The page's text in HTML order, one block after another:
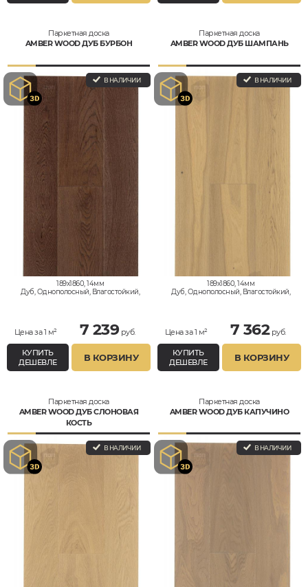
Паркетная доска
AMBER WOOD ДУБ БУРБОН
В НАЛИЧИИ
189x1860, 14мм
Дуб, Однополосный, Влагостойкий,
Цена за 1 м² 7 239руб.
КУПИТЬ
ДЕШЕВЛЕ
В КОРЗИНУ
Паркетная доска
AMBER WOOD ДУБ ШАМПАНЬ
В НАЛИЧИИ
189x1860, 14мм
Дуб, Однополосный, Влагостойкий,
Цена за 1 м² 7 362руб.
КУПИТЬ
ДЕШЕВЛЕ
В КОРЗИНУ
Паркетная доска
AMBER WOOD ДУБ СЛОНОВАЯ
КОСТЬ
В НАЛИЧИИ
Паркетная доска
AMBER WOOD ДУБ КАПУЧИНО
В НАЛИЧИИ